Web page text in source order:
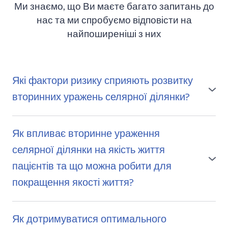
Ми знаємо, що Ви маєте багато запитань до
нас та ми спробуємо відповісти на
найпоширеніші з них
Які фактори ризику сприяють розвитку
вторинних уражень селярної ділянки?
після перших операцій, неефективну акушерсько-
гінекологічну практику та інші хронічні захворювання,
такі як цукровий діабет.
Як впливає вторинне ураження
селярної ділянки на якість життя
пацієнтів та що можна робити для
покращення якості життя?
емоційні труднощі, і для покращення цієї якості
Як дотримуватися оптимального